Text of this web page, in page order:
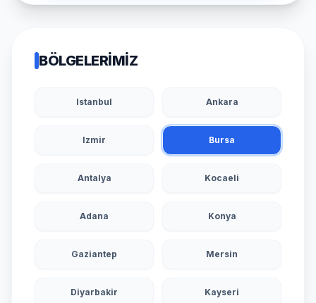
BÖLGELERIMIZ
Istanbul Ankara
Izmir Bursa
Antalya Kocaeli
Adana Konya
Gaziantep Mersin
Diyarbakir Kayseri